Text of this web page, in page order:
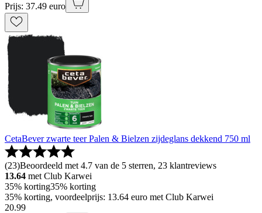
Prijs: 37.49 euro
CetaBever zwarte teer Palen & Bielzen zijdeglans dekkend 750 ml
(23)Beoordeeld met 4.7 van de 5 sterren, 23 klantreviews
13.64 met Club Karwei
35% korting35% korting
35% korting, voordeelprijs: 13.64 euro met Club Karwei
20.99